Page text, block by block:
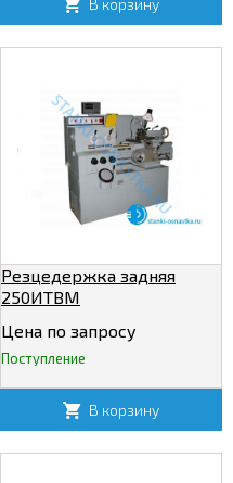
Резцедержка задняя
250ИТВМ
Цена по запросу
Поступление
В корзину